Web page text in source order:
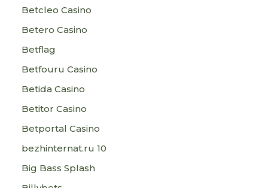
Betcleo Casino
Betero Casino
Betflag
Betfouru Casino
Betida Casino
Betitor Casino
Betportal Casino
bezhinternat.ru 10
Big Bass Splash